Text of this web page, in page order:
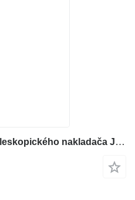
Motor JCB 444 Turbo na teleskopického nakladača JCB 531-70 536-70 541-70 540-140